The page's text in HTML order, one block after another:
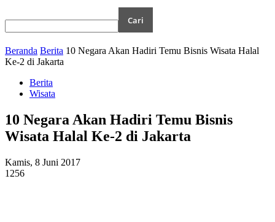
Beranda Berita 10 Negara Akan Hadiri Temu Bisnis Wisata Halal
Ke-2 di Jakarta
Berita
Wisata
10 Negara Akan Hadiri Temu Bisnis
Wisata Halal Ke-2 di Jakarta
Kamis, 8 Juni 2017
1256